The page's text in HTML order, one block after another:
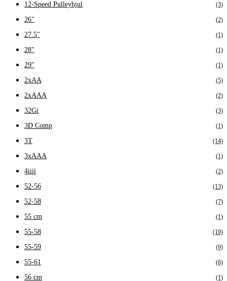
12-Speed Pulleyhjul (3)
26" (2)
27.5" (1)
28" (1)
29" (1)
2xAA (5)
2xAAA (2)
32Gi (3)
3D Comp (1)
3T (14)
3xAAA (1)
4iiii (2)
52-56 (13)
52-58 (7)
55 cm (1)
55-58 (19)
55-59 (9)
55-61 (6)
56 cm (1)